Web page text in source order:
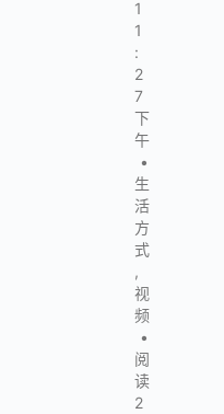
1
1
:
2
7
下
午
•
生
活
方
式
,
视
频
•
阅
读
2